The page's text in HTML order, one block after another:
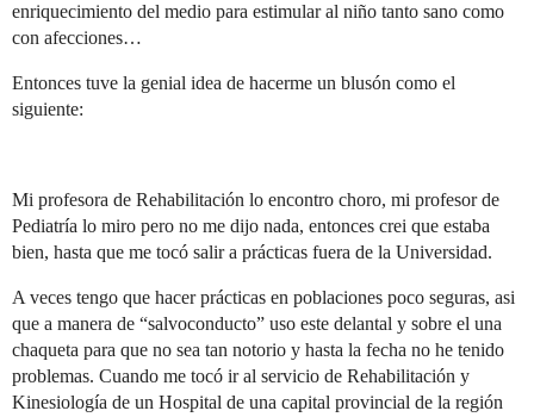
enriquecimiento del medio para estimular al niño tanto sano como
con afecciones…
Entonces tuve la genial idea de hacerme un blusón como el
siguiente:
Mi profesora de Rehabilitación lo encontro choro, mi profesor de
Pediatría lo miro pero no me dijo nada, entonces crei que estaba
bien, hasta que me tocó salir a prácticas fuera de la Universidad.
A veces tengo que hacer prácticas en poblaciones poco seguras, asi
que a manera de “salvoconducto” uso este delantal y sobre el una
chaqueta para que no sea tan notorio y hasta la fecha no he tenido
problemas. Cuando me tocó ir al servicio de Rehabilitación y
Kinesiología de un Hospital de una capital provincial de la región